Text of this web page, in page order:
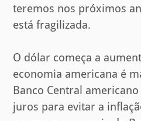
teremos nos próximos
está fragilizada.
O dólar começa a
economia americana é
Banco Central
juros para evitar a